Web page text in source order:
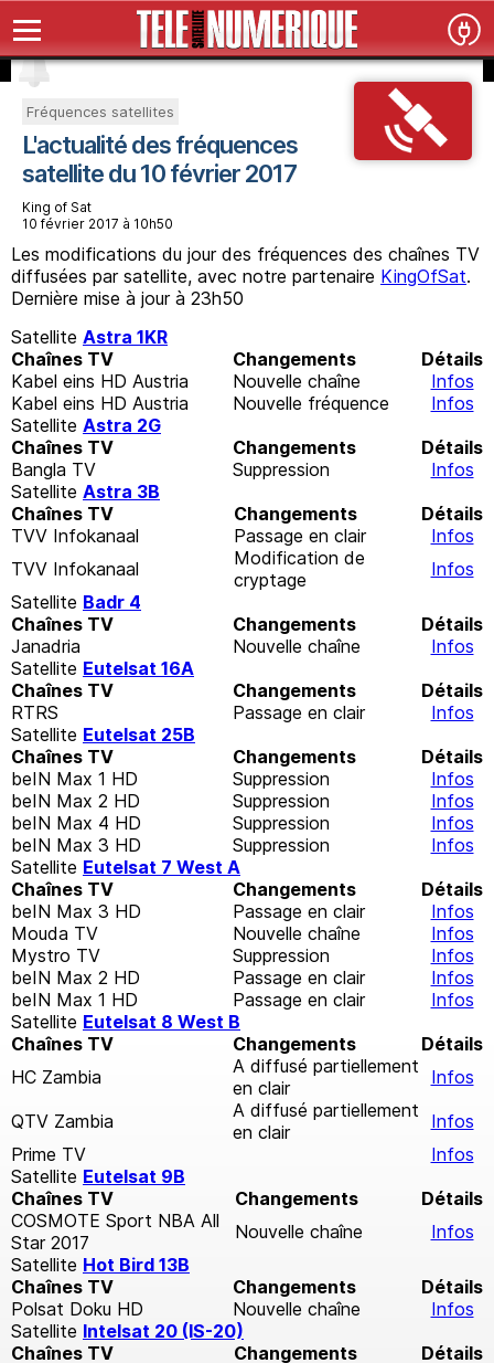
Fréquences satellites
L'actualité des fréquences
satellite du 10 février 2017
King of Sat
10 février 2017 à 10h50
Les modifications du jour des fréquences des chaînes TV
diffusées par satellite, avec notre partenaire KingOfSat.
Dernière mise à jour à 23h50
Satellite Astra 1KR
Chaînes TV
Changements
Détails
Kabel eins HD Austria
Nouvelle chaîne
Infos
Kabel eins HD Austria
Nouvelle fréquence
Infos
Satellite Astra 2G
Chaînes TV
Changements
Détails
Bangla TV
Suppression
Infos
Satellite Astra 3B
Chaînes TV
Changements
Détails
TVV Infokanaal
Passage en clair
Infos
TVV Infokanaal
Modification de
cryptage
Infos
Satellite Badr 4
Chaînes TV
Changements
Détails
Janadria
Nouvelle chaîne
Infos
Satellite Eutelsat 16A
Chaînes TV
Changements
Détails
RTRS
Passage en clair
Infos
Satellite Eutelsat 25B
Chaînes TV
Changements
Détails
beIN Max 1 HD
Suppression
Infos
beIN Max 2 HD
Suppression
Infos
beIN Max 4 HD
Suppression
Infos
beIN Max 3 HD
Suppression
Infos
Satellite Eutelsat 7 West A
Chaînes TV
Changements
Détails
beIN Max 3 HD
Passage en clair
Infos
Mouda TV
Nouvelle chaîne
Infos
Mystro TV
Suppression
Infos
beIN Max 2 HD
Passage en clair
Infos
beIN Max 1 HD
Passage en clair
Infos
Satellite Eutelsat 8 West B
Chaînes TV
Changements
Détails
HC Zambia
A diffusé partiellement
en clair
Infos
QTV Zambia
A diffusé partiellement
en clair
Infos
Prime TV
Infos
Satellite Eutelsat 9B
Chaînes TV
Changements
Détails
COSMOTE Sport NBA All
Star 2017
Nouvelle chaîne
Infos
Satellite Hot Bird 13B
Chaînes TV
Changements
Détails
Polsat Doku HD
Nouvelle chaîne
Infos
Satellite Intelsat 20 (IS-20)
Chaînes TV
Changements
Détails